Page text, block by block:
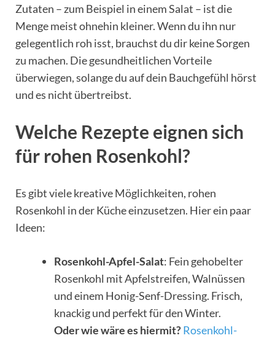
Zutaten – zum Beispiel in einem Salat – ist die
Menge meist ohnehin kleiner. Wenn du ihn nur
gelegentlich roh isst, brauchst du dir keine Sorgen
zu machen. Die gesundheitlichen Vorteile
überwiegen, solange du auf dein Bauchgefühl hörst
und es nicht übertreibst.
Welche Rezepte eignen sich
für rohen Rosenkohl?
Es gibt viele kreative Möglichkeiten, rohen
Rosenkohl in der Küche einzusetzen. Hier ein paar
Ideen:
Rosenkohl-Apfel-Salat: Fein gehobelter
Rosenkohl mit Apfelstreifen, Walnüssen
und einem Honig-Senf-Dressing. Frisch,
knackig und perfekt für den Winter.
Oder wie wäre es hiermit?Rosenkohl-